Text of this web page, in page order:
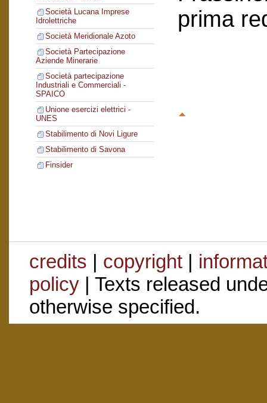
Società Lucana Imprese
Idrolettriche
Società Meridionale Azoto
Società Partecipazione
Aziende Minerarie
Società partecipazione
Industriali e Commerciali -
SPAICO
Unione esercizi elettrici -
UNES
Stabilimento di Novi Ligure
Stabilimento di Savona
Finsider
prima
credits | copyright|
policy| Texts released
otherwise specified.